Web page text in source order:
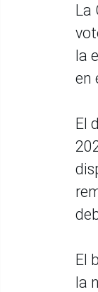
La
la
en
El
El
la